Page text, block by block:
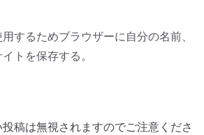
するためブラウザーに自分の名前、
トを保存する。
稿は無視されますのでご注意くださ